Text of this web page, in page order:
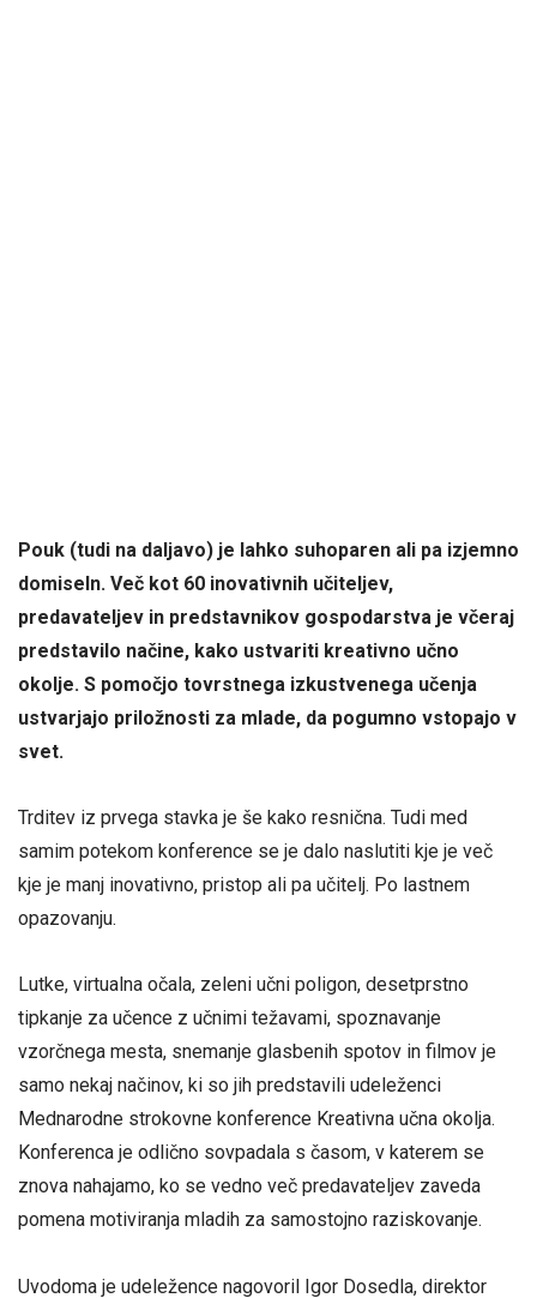
Pouk (tudi na daljavo) je lahko suhoparen ali pa izjemno
domiseln. Več kot 60 inovativnih učiteljev,
predavateljev in predstavnikov gospodarstva je včeraj
predstavilo načine, kako ustvariti kreativno učno
okolje. S pomočjo tovrstnega izkustvenega učenja
ustvarjajo priložnosti za mlade, da pogumno vstopajo v
svet.
Trditev iz prvega stavka je še kako resnična. Tudi med
samim potekom konference se je dalo naslutiti kje je več
kje je manj inovativno, pristop ali pa učitelj. Po lastnem
opazovanju.
Lutke, virtualna očala, zeleni učni poligon, desetprstno
tipkanje za učence z učnimi težavami, spoznavanje
vzorčnega mesta, snemanje glasbenih spotov in filmov je
samo nekaj načinov, ki so jih predstavili udeleženci
Mednarodne strokovne konference Kreativna učna okolja.
Konferenca je odlično sovpadala s časom, v katerem se
znova nahajamo, ko se vedno več predavateljev zaveda
pomena motiviranja mladih za samostojno raziskovanje.
Uvodoma je udeležence nagovoril Igor Dosedla, direktor